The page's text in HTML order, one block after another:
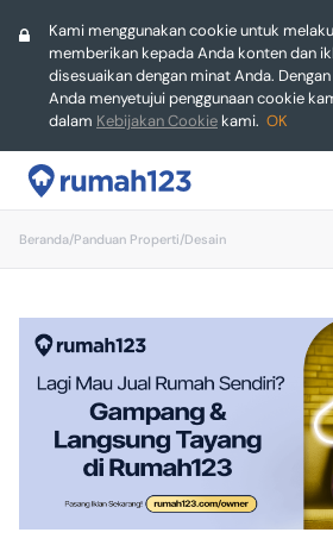
Kami menggunakan cookie untuk
memberikan kepada Anda konten dan
disesuaikan dengan minat Anda. Dengan
Anda menyetujui penggunaan cookie
dalam Kebijakan Cookie kami. OK
Beranda/Panduan Properti/Desain